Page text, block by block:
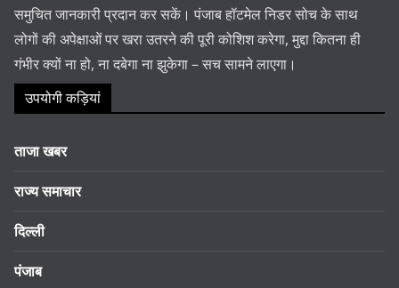
समुचित जानकारी प्रदान कर सकें। पंजाब हॉटमेल निडर सोच के साथ
लोगों की अपेक्षाओं पर खरा उतरने की पूरी कोशिश करेगा, मुद्दा कितना ही
गंभीर क्यों ना हो, ना दबेगा ना झुकेगा – सच सामने लाएगा।
उपयोगी कड़ियां
ताजा खबर
राज्य समाचार
दिल्ली
पंजाब